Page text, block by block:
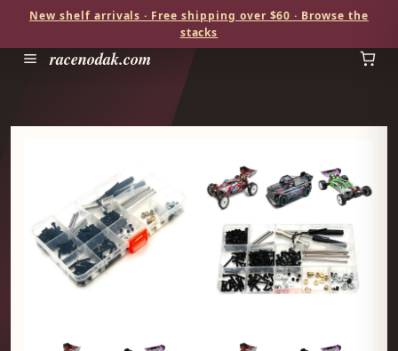
New shelf arrivals · Free shipping over $60 · Browse the
stacks
racenodak.com